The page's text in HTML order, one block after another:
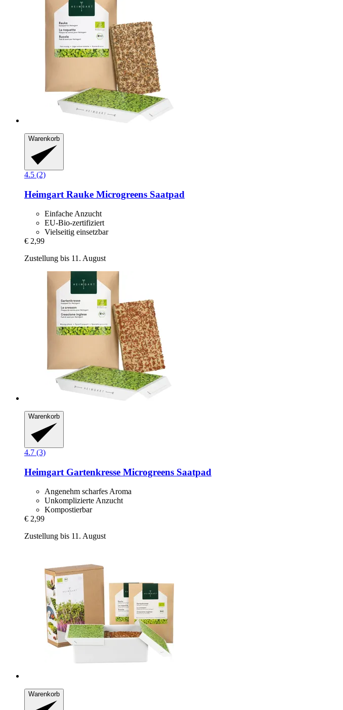
Warenkorb
4.5 (2)
Heimgart Rauke Microgreens Saatpad
Einfache Anzucht
EU-Bio-zertifiziert
Vielseitig einsetzbar
€ 2,99
Zustellung bis 11. August
Warenkorb
4.7 (3)
Heimgart Gartenkresse Microgreens Saatpad
Angenehm scharfes Aroma
Unkomplizierte Anzucht
Kompostierbar
€ 2,99
Zustellung bis 11. August
Warenkorb